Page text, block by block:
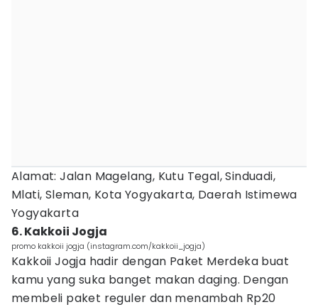
Alamat: Jalan Magelang, Kutu Tegal, Sinduadi,
Mlati, Sleman, Kota Yogyakarta, Daerah Istimewa
Yogyakarta
6. Kakkoii Jogja
promo kakkoii jogja (instagram.com/kakkoii_jogja)
Kakkoii Jogja hadir dengan Paket Merdeka buat
kamu yang suka banget makan daging. Dengan
membeli paket reguler dan menambah Rp20